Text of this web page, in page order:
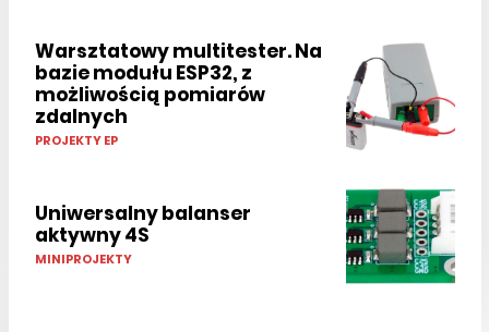
Warsztatowy multitester. Na
bazie modułu ESP32, z
możliwością pomiarów
zdalnych
PROJEKTY EP
Uniwersalny balanser
aktywny 4S
MINIPROJEKTY